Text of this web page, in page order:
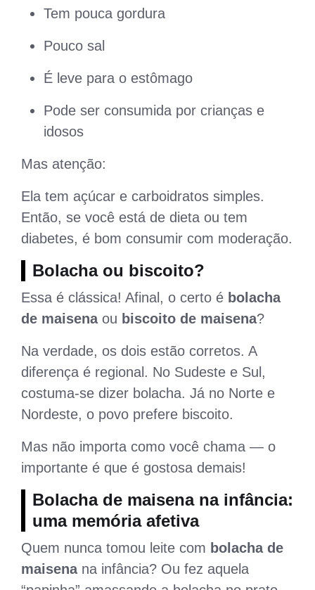
Tem pouca gordura
Pouco sal
É leve para o estômago
Pode ser consumida por crianças e
idosos
Mas atenção:
Ela tem açúcar e carboidratos simples.
Então, se você está de dieta ou tem
diabetes, é bom consumir com moderação.
Bolacha ou biscoito?
Essa é clássica! Afinal, o certo é bolacha
de maisenaou biscoito de maisena?
Na verdade, os dois estão corretos. A
diferença é regional. No Sudeste e Sul,
costuma-se dizer bolacha. Já no Norte e
Nordeste, o povo prefere biscoito.
Mas não importa como você chama — o
importante é que é gostosa demais!
Bolacha de maisena na infância:
uma memória afetiva
Quem nunca tomou leite com bolacha de
maisenana infância? Ou fez aquela